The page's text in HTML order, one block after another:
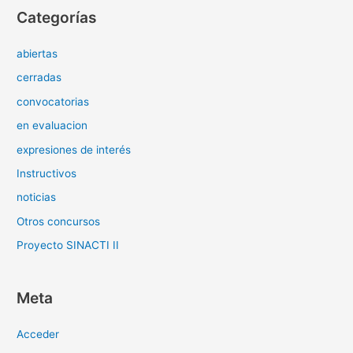
Categorías
abiertas
cerradas
convocatorias
en evaluacion
expresiones de interés
Instructivos
noticias
Otros concursos
Proyecto SINACTI II
Meta
Acceder